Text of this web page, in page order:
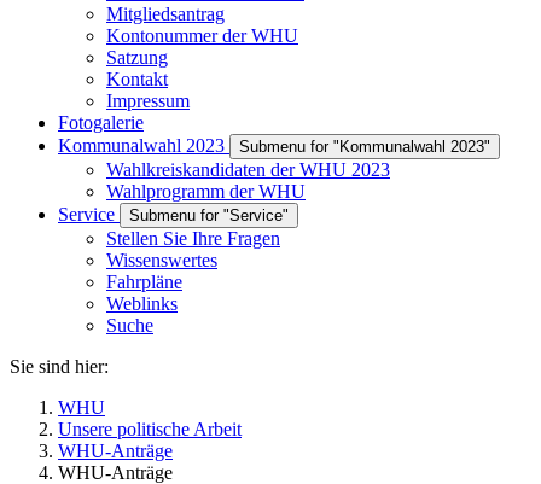
Mitgliedsantrag
Kontonummer der WHU
Satzung
Kontakt
Impressum
Fotogalerie
Kommunalwahl 2023
Submenu for "Kommunalwahl 2023"
Wahlkreiskandidaten der WHU 2023
Wahlprogramm der WHU
Service
Submenu for "Service"
Stellen Sie Ihre Fragen
Wissenswertes
Fahrpläne
Weblinks
Suche
Sie sind hier:
WHU
Unsere politische Arbeit
WHU-Anträge
WHU-Anträge